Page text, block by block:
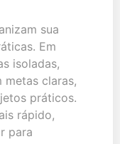
sua
Em
isoladas,
metas claras,
práticos.
rápido,
para